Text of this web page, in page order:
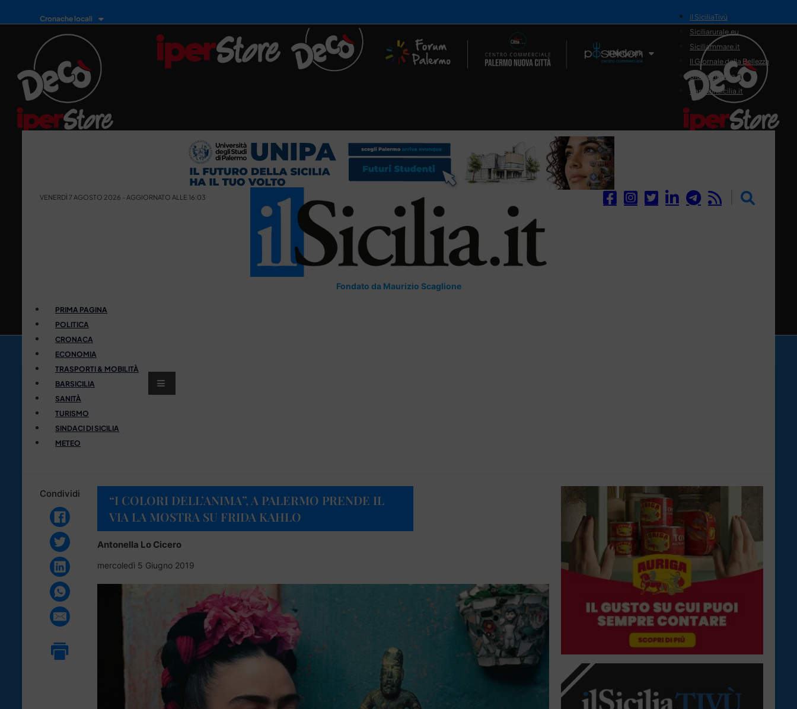
Cronache locali
Il Network
il SiciliaTivù
Siciliarurale.eu
Siciliammare.it
Il Giornale della Bellezza
Siciliamedica.it
Sanitainsicilia.it
VENERDÌ 7 AGOSTO 2026 - AGGIORNATO ALLE 16:03
Fondato da Maurizio Scaglione
PRIMA PAGINA
POLITICA
CRONACA
ECONOMIA
TRASPORTI & MOBILITÀ
BARSICILIA
SANITÀ
TURISMO
SINDACI DI SICILIA
METEO
Condividi
“I COLORI DELL’ANIMA”, A PALERMO PRENDE IL
VIA LA MOSTRA SU FRIDA KAHLO
Antonella Lo Cicero
mercoledì 5 Giugno 2019